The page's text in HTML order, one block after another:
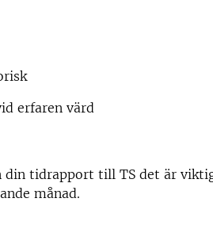
erfaren värd
din tidrapport till TS det är
månad.